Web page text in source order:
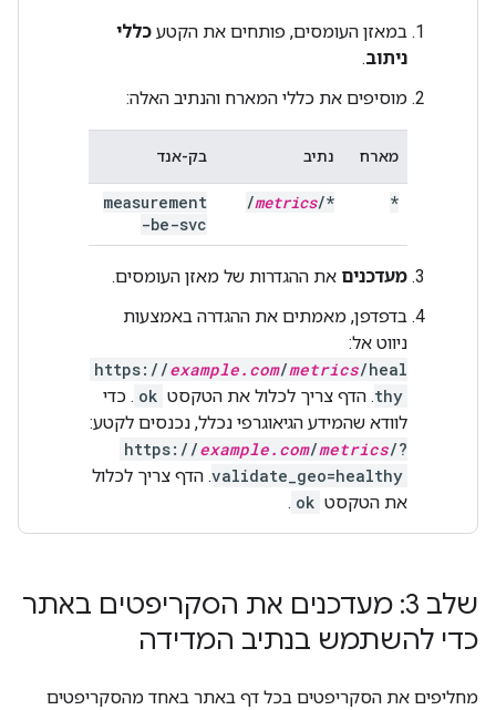
במאזן העומסים, פותחים את הקטע כללי
ניתוב.
מוסיפים את כללי המארח והנתיב האלה:
מארח נתיב בק-אנד
*
/metrics/*
measurement
-be-svc
מעדכנים את ההגדרות של מאזן העומסים.
בדפדפן, מאמתים את ההגדרה באמצעות
ניווט אל:
https://example.com/metrics/heal
thy. הדף צריך לכלול את הטקסט ok . כדי
לוודא שהמידע הגיאוגרפי נכלל, נכנסים לקטע:
https://example.com/metrics/?
validate_geo=healthy. הדף צריך לכלול
את הטקסט ok
.
שלב 3: מעדכנים את הסקריפטים באתר
כדי להשתמש בנתיב המדידה
מחליפים את הסקריפטים בכל דף באתר באחד מהסקריפטים